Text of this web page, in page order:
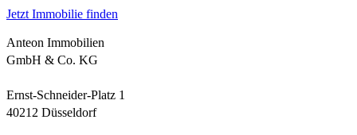
Jetzt Immobilie finden
Anteon Immobilien
GmbH & Co. KG
Ernst-Schneider-Platz 1
40212 Düsseldorf